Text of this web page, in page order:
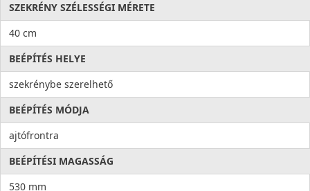
SZEKRÉNY SZÉLESSÉGI MÉRETE
40 cm
BEÉPÍTÉS HELYE
szekrénybe szerelhető
BEÉPÍTÉS MÓDJA
ajtófrontra
BEÉPÍTÉSI MAGASSÁG
530 mm